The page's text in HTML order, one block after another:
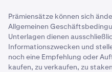
Gebühr dauerhaft aus dem
„verbrannt“. Diese
von Ether im Umlauf zu
Netzwerknutzung. Je
ist, desto mehr Gebühren
dass mehr ETH verbrannt
Prämiensätze können sich
Allgemeinen
Unterlagen dienen
Informationszwecken und
noch eine Empfehlung oder
kaufen, zu verkaufen, zu